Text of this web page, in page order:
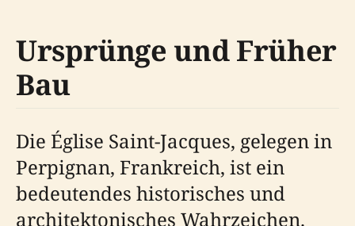
Ursprünge und Früher
Bau
Die Église Saint-Jacques, gelegen in
Perpignan, Frankreich, ist ein
bedeutendes historisches und
architektonisches Wahrzeichen.